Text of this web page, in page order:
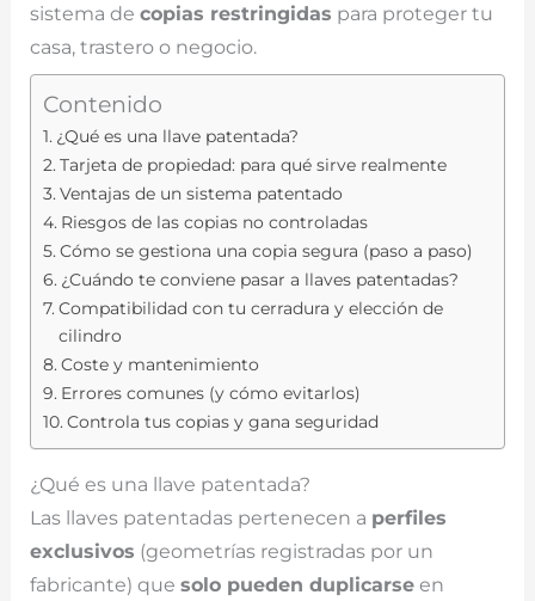
sistema de copias restringidas para proteger tu
casa, trastero o negocio.
Contenido
¿Qué es una llave patentada?
Tarjeta de propiedad: para qué sirve realmente
Ventajas de un sistema patentado
Riesgos de las copias no controladas
Cómo se gestiona una copia segura (paso a paso)
¿Cuándo te conviene pasar a llaves patentadas?
Compatibilidad con tu cerradura y elección de
cilindro
Coste y mantenimiento
Errores comunes (y cómo evitarlos)
Controla tus copias y gana seguridad
¿Qué es una llave patentada?
Las llaves patentadas pertenecen a perfiles
exclusivos (geometrías registradas por un
fabricante) que solo pueden duplicarseen